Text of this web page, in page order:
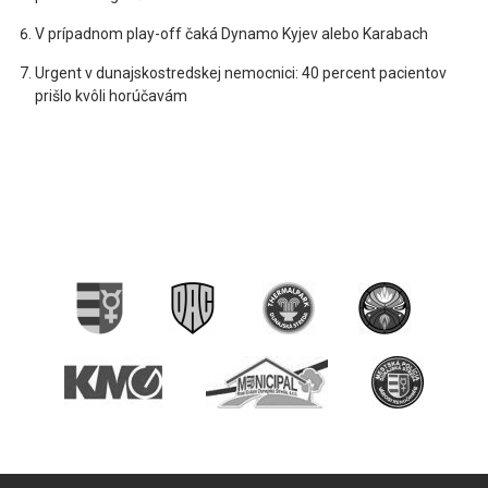
V prípadnom play-off čaká Dynamo Kyjev alebo Karabach
Urgent v dunajskostredskej nemocnici: 40 percent pacientov
prišlo kvôli horúčavám